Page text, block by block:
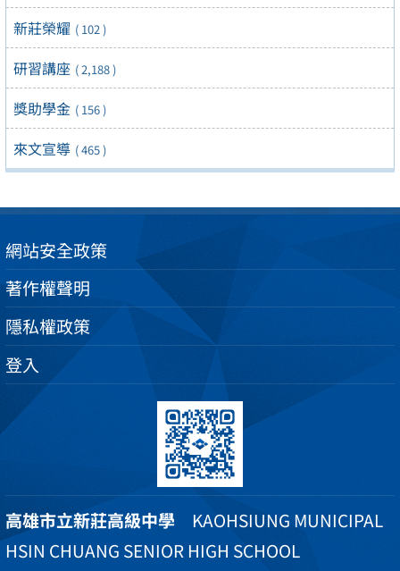
新莊榮耀 ( 102 )
研習講座 ( 2,188 )
獎助學金 ( 156 )
來文宣導 ( 465 )
網站安全政策
著作權聲明
隱私權政策
登入
高雄市立新莊高級中學 KAOHSIUNG MUNICIPAL
HSIN CHUANG SENIOR HIGH SCHOOL